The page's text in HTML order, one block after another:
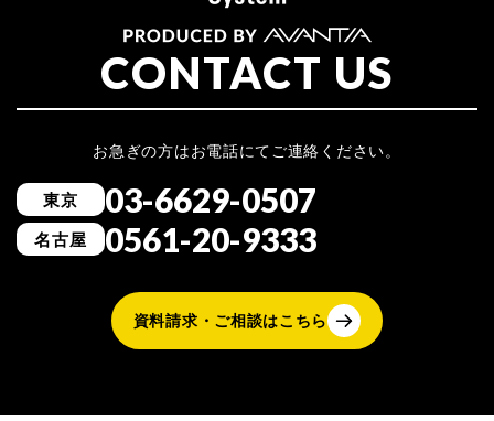
CONTACT US
お急ぎの方はお電話にてご連絡ください。
東京 03-6629-0507
名古屋 0561-20-9333
資料請求・ご相談はこちら